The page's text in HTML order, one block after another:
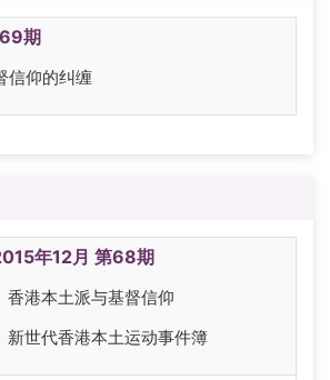
期
信仰的纠缠
年12月 第68期
香港本土派与基督信仰
新世代香港本土运动事件簿